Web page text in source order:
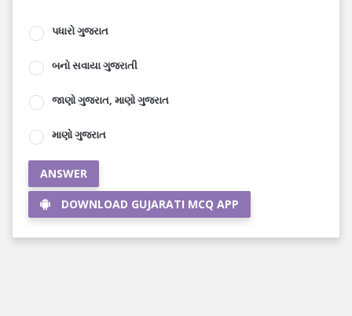
પધારો ગુજરાત
બનો સવાયા ગુજરાતી
જાણો ગુજરાત, માણો ગુજરાત
માણો ગુજરાત
ANSWER
DOWNLOAD GUJARATI MCQ APP